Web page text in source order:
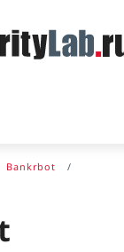
Bankrbot